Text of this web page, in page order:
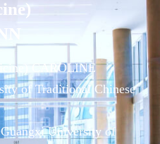
CAROLINE
of Traditional Chinese
University of